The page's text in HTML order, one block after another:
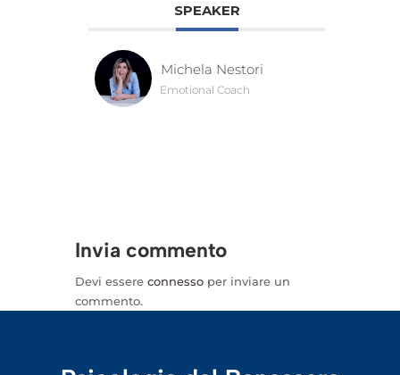
SPEAKER
Michela Nestori
Emotional Coach
Invia commento
Devi essere connesso per inviare un
commento.